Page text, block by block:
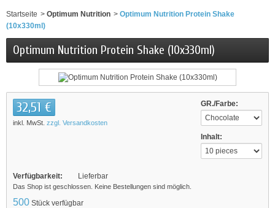
Startseite > Optimum Nutrition > Optimum Nutrition Protein Shake
(10x330ml)
Optimum Nutrition Protein Shake (10x330ml)
GR./Farbe:
Inhalt:
32,51 €
inkl. MwSt. zzgl. Versandkosten
Verfügbarkeit: Lieferbar
Das Shop ist geschlossen. Keine Bestellungen sind möglich.
500 Stück verfügbar